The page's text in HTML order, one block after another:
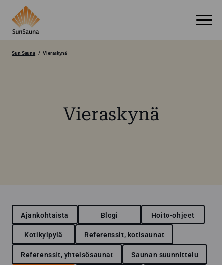
Vieraskynä
Sun Sauna Vieraskynä
Ajankohtaista Blogi Hoito-ohjeet
Kotikylpylä Referenssit, kotisaunat
Referenssit, yhteisösaunat Saunan suunnittelu